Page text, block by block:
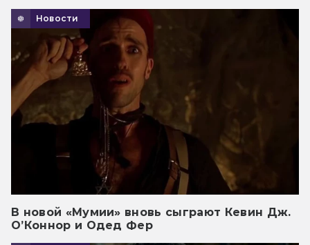
Новости
В новой «Мумии» вновь сыграют Кевин Дж.
О’Коннор и Одед Фер